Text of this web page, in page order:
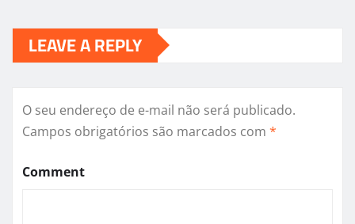
LEAVE A REPLY
O seu endereço de e-mail não será publicado.
Campos obrigatórios são marcados com *
Comment